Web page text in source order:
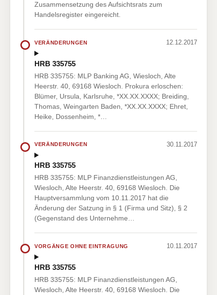
Zusammensetzung des Aufsichtsrats zum
Handelsregister eingereicht.
VERÄNDERUNGEN 12.12.2017
HRB 335755
HRB 335755: MLP Banking AG, Wiesloch, Alte
Heerstr. 40, 69168 Wiesloch. Prokura erloschen:
Blümer, Ursula, Karlsruhe, *XX.XX.XXXX; Breiding,
Thomas, Weingarten Baden, *XX.XX.XXXX; Ehret,
Heike, Dossenheim, *…
VERÄNDERUNGEN 30.11.2017
HRB 335755
HRB 335755: MLP Finanzdienstleistungen AG,
Wiesloch, Alte Heerstr. 40, 69168 Wiesloch. Die
Hauptversammlung vom 10.11.2017 hat die
Änderung der Satzung in § 1 (Firma und Sitz), § 2
(Gegenstand des Unternehme…
VORGÄNGE OHNE EINTRAGUNG 10.11.2017
HRB 335755
HRB 335755: MLP Finanzdienstleistungen AG,
Wiesloch, Alte Heerstr. 40, 69168 Wiesloch. Die